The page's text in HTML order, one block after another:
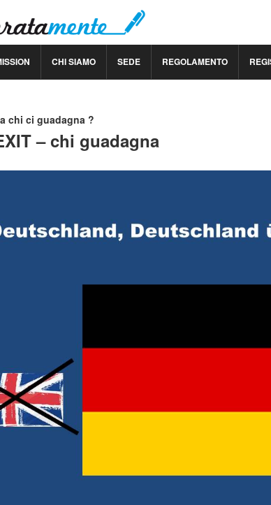
CHI SIAMO SEDE REGOLAMENTO
chi ci guadagna ?
– chi guadagna